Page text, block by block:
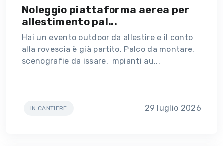
Noleggio piattaforma aerea per
allestimento pal...
Hai un evento outdoor da allestire e il conto
alla rovescia è già partito. Palco da montare,
scenografie da issare, impianti au...
IN CANTIERE 29 luglio 2026